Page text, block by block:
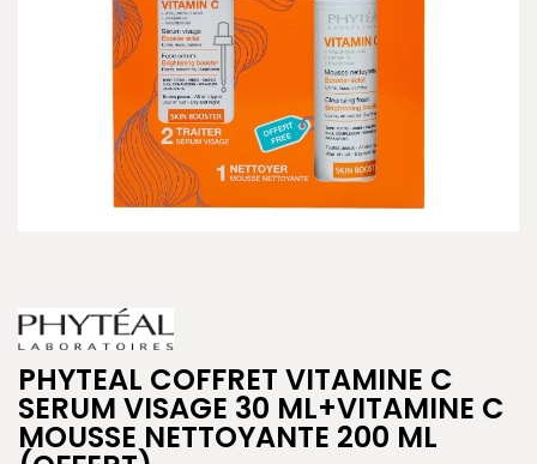
PHYTEAL COFFRET VITAMINE C
SERUM VISAGE 30 ML+VITAMINE C
MOUSSE NETTOYANTE 200 ML